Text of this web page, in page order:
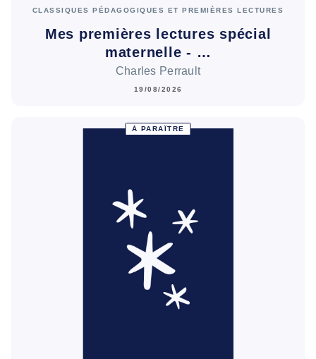
CLASSIQUES PÉDAGOGIQUES ET PREMIÈRES LECTURES
Mes premières lectures spécial
maternelle - …
Charles Perrault
19/08/2026
À PARAÎTRE